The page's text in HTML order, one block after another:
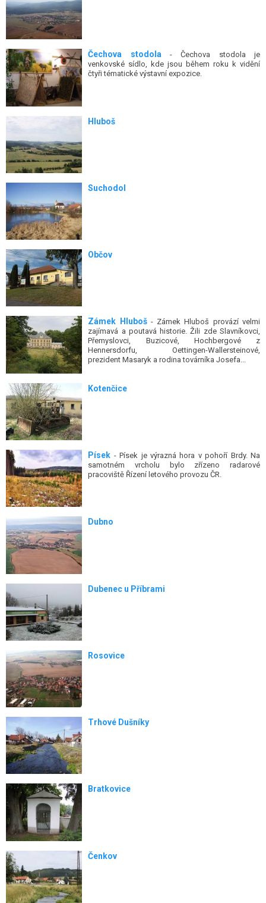
Čechova stodola- Čechova stodola je
venkovské sídlo, kde jsou během roku k vidění
čtyři tématické výstavní expozice.
Hluboš
Suchodol
Občov
Zámek Hluboš- Zámek Hluboš provází velmi
zajímavá a poutavá historie. Žili zde Slavníkovci,
Přemyslovci, Buzicové, Hochbergové z
Hennersdorfu, Oettingen-Wallersteinové,
prezident Masaryk a rodina továrníka Josefa...
Kotenčice
Písek - Písek je výrazná hora v pohoří Brdy. Na
samotném vrcholu bylo zřízeno radarové
pracoviště Řízení letového provozu ČR.
Dubno
Dubenec u Příbrami
Rosovice
Trhové Dušníky
Bratkovice
Čenkov